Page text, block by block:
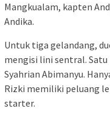
Mangkualam, kapten
Andika.
Untuk tiga gelandang,
mengisi lini sentral. Satu
Syahrian Abimanyu.
Rizki memiliki peluang
starter.